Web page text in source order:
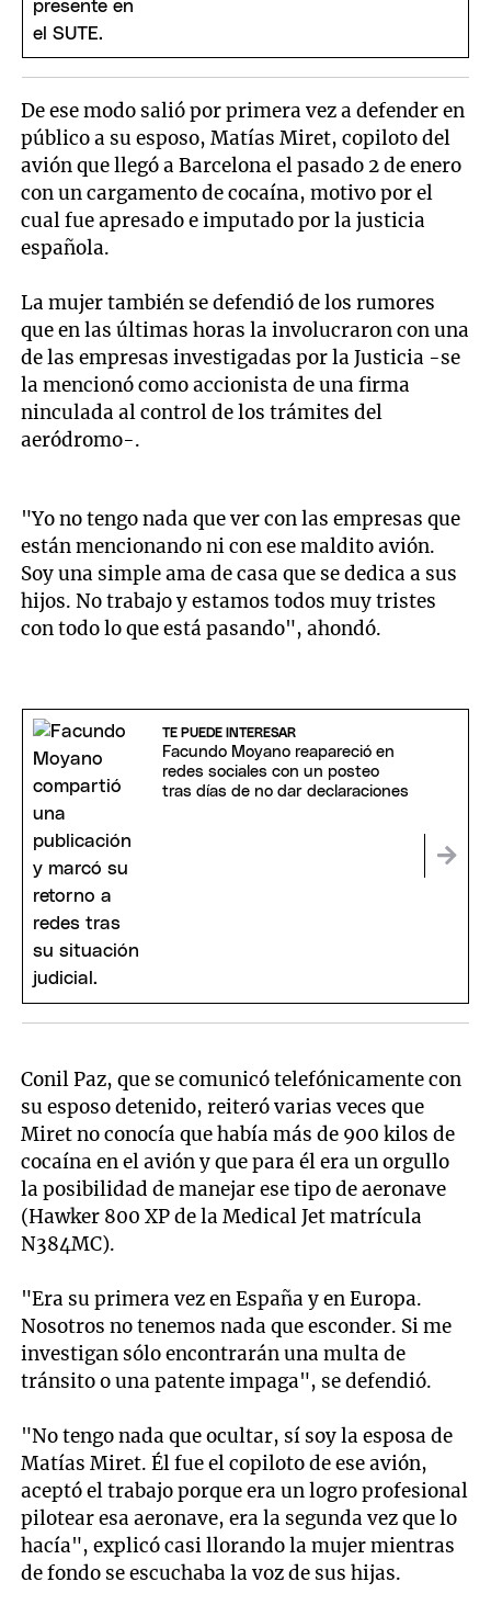
De ese modo salió por primera vez a defender en
público a su esposo, Matías Miret, copiloto del
avión que llegó a Barcelona el pasado 2 de enero
con un cargamento de cocaína, motivo por el
cual fue apresado e imputado por la justicia
española.
La mujer también se defendió de los rumores
que en las últimas horas la involucraron con una
de las empresas investigadas por la Justicia -se
la mencionó como accionista de una firma
ninculada al control de los trámites del
aeródromo-.
"Yo no tengo nada que ver con las empresas que
están mencionando ni con ese maldito avión.
Soy una simple ama de casa que se dedica a sus
hijos. No trabajo y estamos todos muy tristes
con todo lo que está pasando", ahondó.
TE PUEDE INTERESAR
Facundo Moyano reapareció en
redes sociales con un posteo
tras días de no dar declaraciones
Conil Paz, que se comunicó telefónicamente con
su esposo detenido, reiteró varias veces que
Miret no conocía que había más de 900 kilos de
cocaína en el avión y que para él era un orgullo
la posibilidad de manejar ese tipo de aeronave
(Hawker 800 XP de la Medical Jet matrícula
N384MC).
"Era su primera vez en España y en Europa.
Nosotros no tenemos nada que esconder. Si me
investigan sólo encontrarán una multa de
tránsito o una patente impaga", se defendió.
"No tengo nada que ocultar, sí soy la esposa de
Matías Miret. Él fue el copiloto de ese avión,
aceptó el trabajo porque era un logro profesional
pilotear esa aeronave, era la segunda vez que lo
hacía", explicó casi llorando la mujer mientras
de fondo se escuchaba la voz de sus hijas.